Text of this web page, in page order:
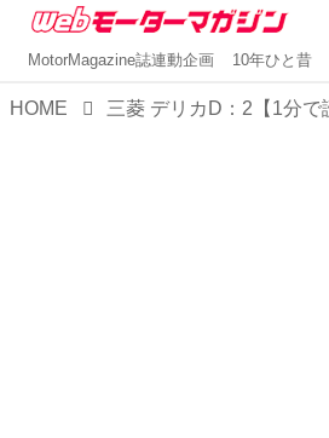
MotorMagazine誌連動企画 10年ひと昔
HOME